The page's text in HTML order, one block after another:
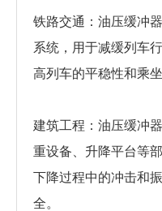
铁路交通：油压缓冲
系统，用于减缓列车
高列车的平稳性和乘坐
建筑工程：油压缓冲
重设备、升降平台等
下降过程中的冲击和
全。